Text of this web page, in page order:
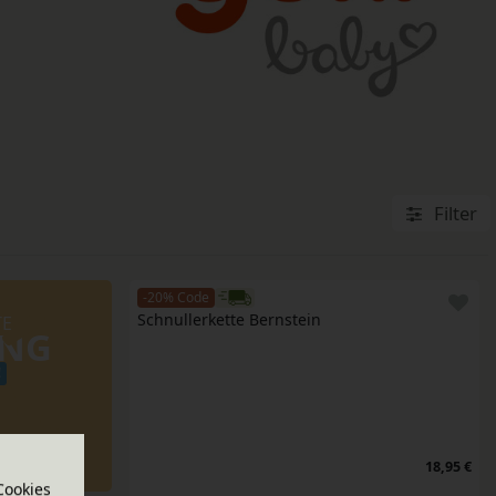
Filter
-20% Code
Schnullerkette Bernstein
18,95 €